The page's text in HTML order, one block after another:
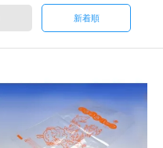
新着順